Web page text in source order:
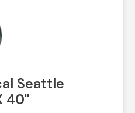
Seattle
40"